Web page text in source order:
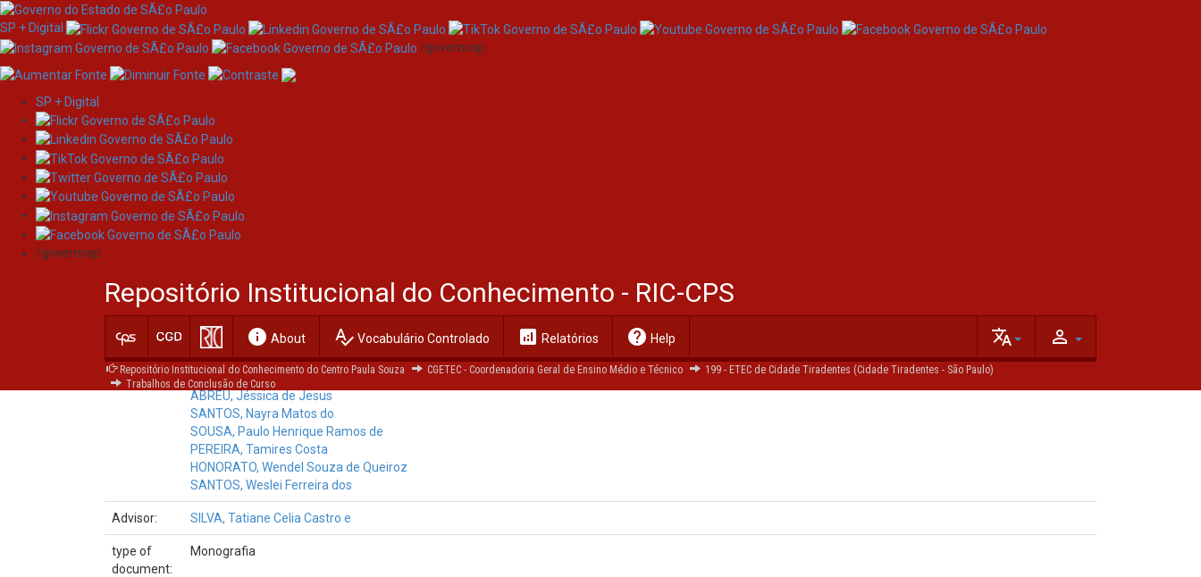
Skip
navigation
SP + Digital
/governosp
SP + Digital
/governosp
Repositório Institucional do Conhecimento - RIC-CPS
info About spellcheck Vocabulário Controlado analytics Relatórios help Help person_outline
translate
Repositório Institucional do Conhecimento do Centro Paula Souza CGETEC - Coordenadoria Geral de Ensino Médio e Técnico
199 - ETEC de Cidade Tiradentes (Cidade Tiradentes - São Paulo)
Trabalhos de Conclusão de Curso
Please use this identifier to cite or link to this item:
Title: Plano de negócio - Docessabores
Titles:
Business Plan - Docessabores
Authors:
ALVES, Bruna Rodrigues
ABREU, Jéssica de Jesus
SANTOS, Nayra Matos do
SOUSA, Paulo Henrique Ramos de
PEREIRA, Tamires Costa
HONORATO, Wendel Souza de Queiroz
SANTOS, Weslei Ferreira dos
Advisor: SILVA, Tatiane Celia Castro e
type of
document:
Monografia